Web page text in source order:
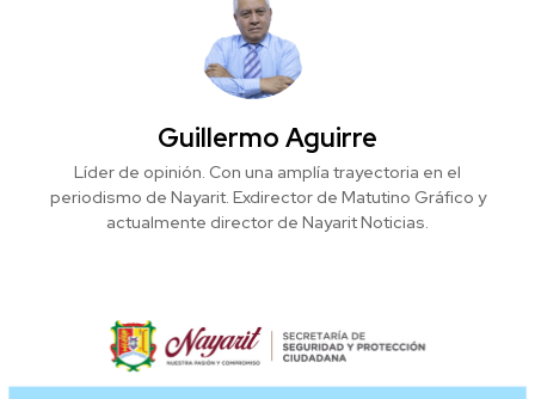
Guillermo Aguirre
Líder de opinión. Con una amplía trayectoria en el
periodismo de Nayarit. Exdirector de Matutino Gráfico y
actualmente director de Nayarit Noticias.